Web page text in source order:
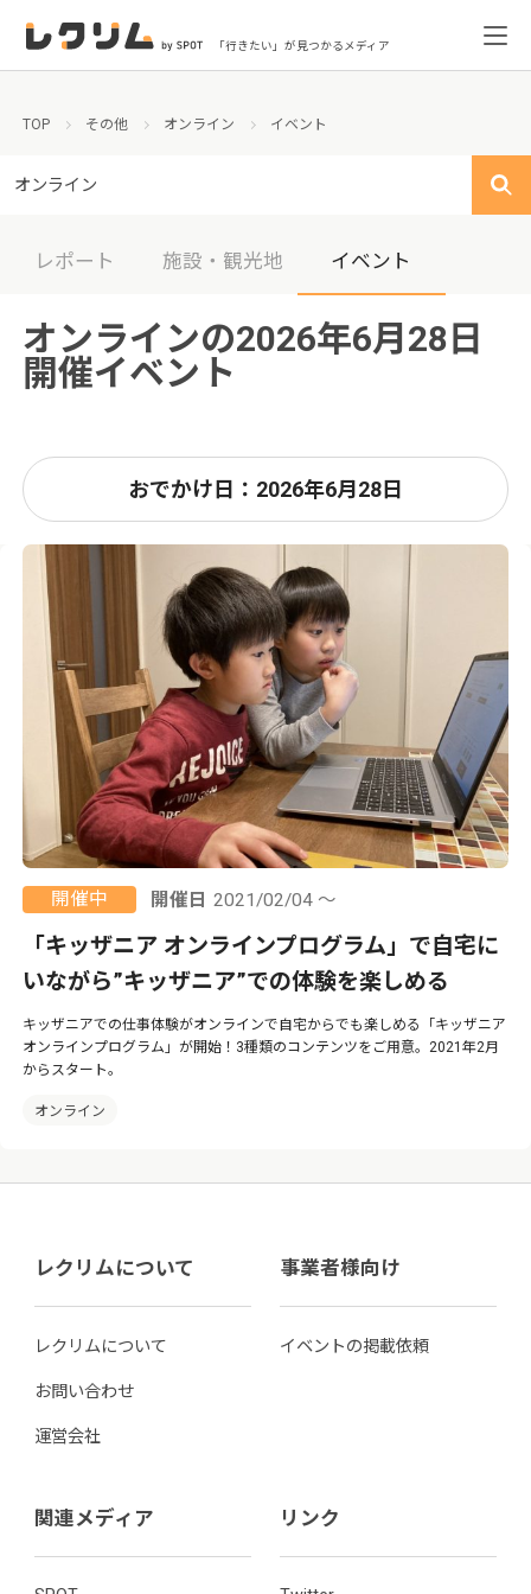
「行きたい」が見つかるメディア
TOP その他 オンライン イベント
オンライン
レポート 施設・観光地 イベント
オンラインの2026年6月28日
開催イベント
おでかけ日：2026年6月28日
開催中 開催日 2021/02/04 ～
「キッザニア オンラインプログラム」で自宅に
いながら”キッザニア”での体験を楽しめる
キッザニアでの仕事体験がオンラインで自宅からでも楽しめる「キッザニア
オンラインプログラム」が開始！3種類のコンテンツをご用意。2021年2月
からスタート。
オンライン
レクリムについて
レクリムについて
お問い合わせ
運営会社
事業者様向け
イベントの掲載依頼
関連メディア リンク